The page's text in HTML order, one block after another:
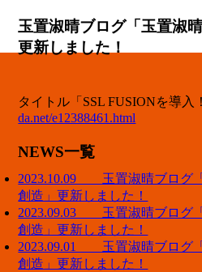
玉置淑晴ブログ「玉置淑
更新しました！
タイトル「SSL FUSIONを導入
da.net/e12388461.html
NEWS一覧
2023.10.09 玉置淑晴ブログ
創造」更新しました！
2023.09.03 玉置淑晴ブログ
創造」更新しました！
2023.09.01 玉置淑晴ブログ
創造」更新しました！